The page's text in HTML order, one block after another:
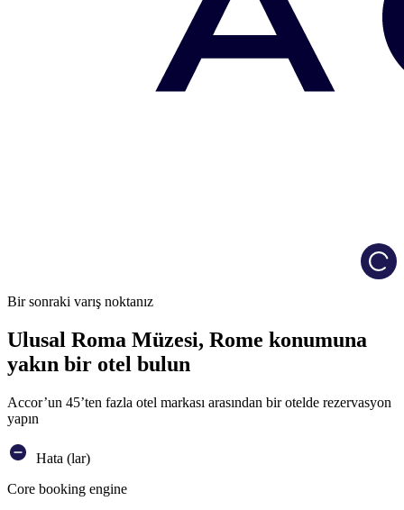
Bir sonraki varış noktanız
Ulusal Roma Müzesi, Rome konumuna
yakın bir otel bulun
Accor’un 45’ten fazla otel markası arasından bir otelde rezervasyon
yapın
Hata (lar)
Core booking engine